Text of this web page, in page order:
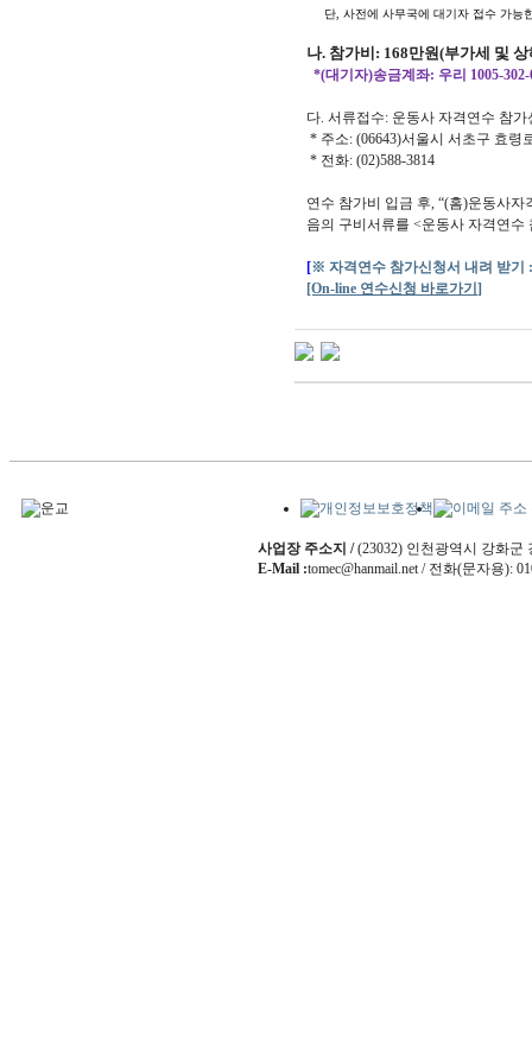
단, 사전에 사무국에 대기자 접수 가능
나. 참가비: 168만원(부가세 및
*(대기자)송금계좌: 우리 1005-
다. 서류접수: 운동사 자격연수 참
* 주소: (06643)서울시 서초구 효령
* 전화: (02)588-3814
연수 참가비 입금 후, “(홈)운동사
음의 구비서류를 <운동사 자격연
[※ 자격연수 참가신청서 내려 받기
[On-line 연수신청 바로가기]
사업장 주소지 /(23032) 인천광역시 강화군
E-Mail :tomec@hanmail.net / 전화(문자용):